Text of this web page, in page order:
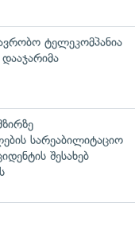
ტელეკომპანია
სარეაბილიტაციო
შესახებ